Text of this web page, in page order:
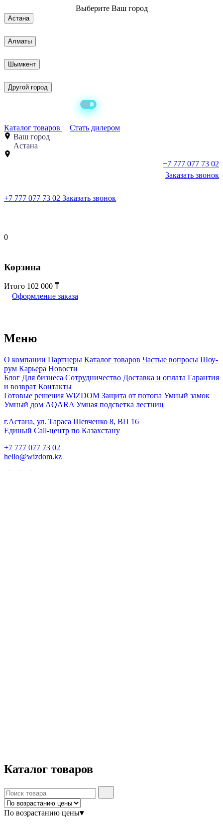
Выберите Ваш город
Астана
Алматы
Шымкент
Другой город
Каталог товаров
Стать дилером
Ваш город
Астана
+7 777 077 73 02
Заказать звонок
+7 777 077 73 02 Заказать звонок
0
Корзина
Итого 102 000
Оформление заказа
Меню
О компании Партнеры Каталог товаров Частые вопросы Шоу-
рум Карьера Новости
Блог Для бизнеса Сотрудничество Доставка и оплата Гарантия
и возврат Контакты
Готовые решения WIZDOM Защита от потопа Умный замок
Умный дом AQARA Умная подсветка лестниц
г.Астана, ул. Тараса Шевченко 8, ВП 16
Единый Call-центр по Казахстану
+7 777 077 73 02
hello@wizdom.kz
Каталог товаров
По возрастанию цены▾